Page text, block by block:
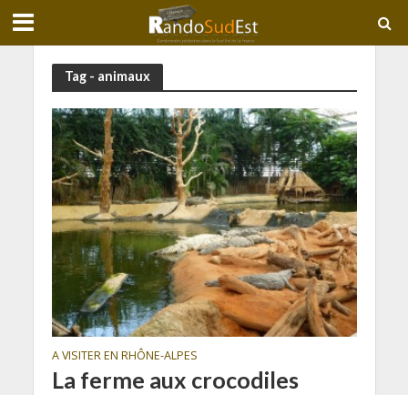
Tag - animaux
A VISITER EN RHÔNE-ALPES
La ferme aux crocodiles